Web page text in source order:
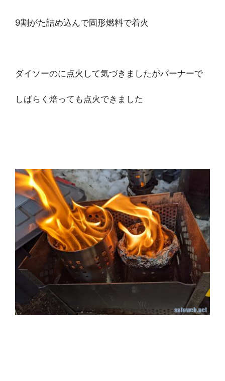
9割がた詰め込んで固形燃料で着火
ダイソーのに点火して気づきましたがバーナーで
しばらく焙っても点火できました